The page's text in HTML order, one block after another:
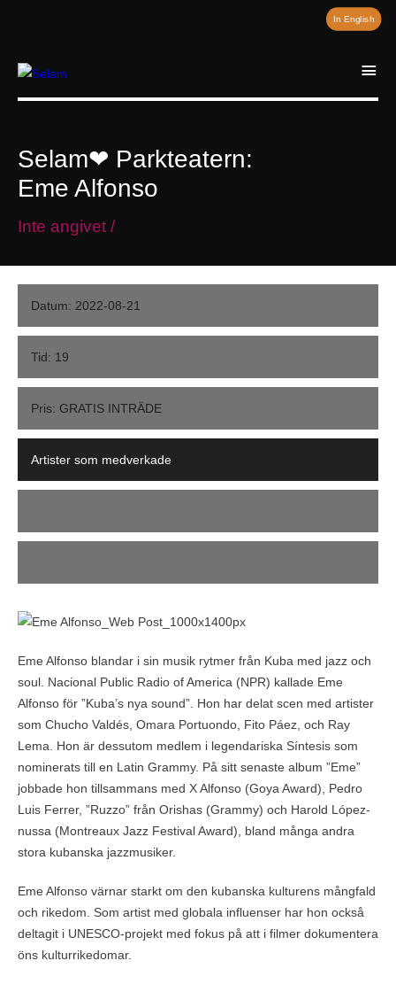
In English
i
Selam❤ Parkteatern:
Eme Alfonso
Inte angivet /
Datum: 2022-08-21
Tid: 19
Pris: GRATIS INTRÄDE
Artister som medverkade
Eme Alfonso blandar i sin musik rytmer från Kuba med jazz och
soul. Nacional Public Radio of America (NPR) kallade Eme
Alfonso för ”Kuba’s nya sound”. Hon har delat scen med artister
som Chucho Valdés, Omara Portuondo, Fito Páez, och Ray
Lema. Hon är dessutom medlem i legendariska Síntesis som
nominerats till en Latin Grammy. På sitt senaste album ”Eme”
jobbade hon tillsammans med X Alfonso (Goya Award), Pedro
Luis Ferrer, ”Ruzzo” från Orishas (Grammy) och Harold López-
nussa (Montreaux Jazz Festival Award), bland många andra
stora kubanska jazzmusiker.
Eme Alfonso värnar starkt om den kubanska kulturens mångfald
och rikedom. Som artist med globala influenser har hon också
deltagit i UNESCO-projekt med fokus på att i filmer dokumentera
öns kulturrikedomar.